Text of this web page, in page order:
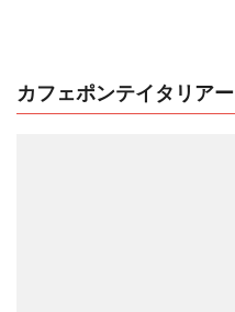
カフェポンテイタリア